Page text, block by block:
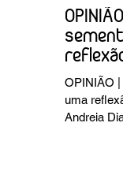
OPINIÃO |
uma
Andreia